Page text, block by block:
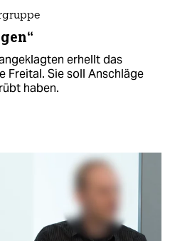
erhellt das
Freital. Sie soll Anschläge
haben.